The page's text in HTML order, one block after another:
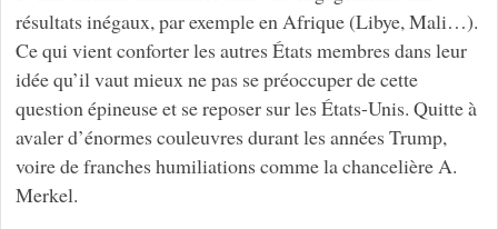
résultats inégaux, par exemple en Afrique (Libye, Mali…).
Ce qui vient conforter les autres États membres dans leur
idée qu’il vaut mieux ne pas se préoccuper de cette
question épineuse et se reposer sur les États-Unis. Quitte à
avaler d’énormes couleuvres durant les années Trump,
voire de franches humiliations comme la chancelière A.
Merkel.